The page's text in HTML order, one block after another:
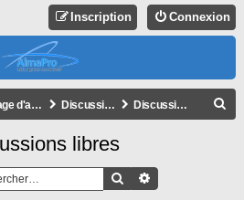
Connexion
Inscription
Page d'accueil du forum Discussions libres Discussions libres
libres
Rechercher